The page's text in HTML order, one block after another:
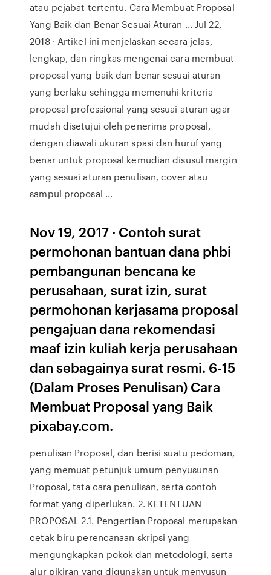
atau pejabat tertentu. Cara Membuat Proposal
Yang Baik dan Benar Sesuai Aturan ... Jul 22,
2018 · Artikel ini menjelaskan secara jelas,
lengkap, dan ringkas mengenai cara membuat
proposal yang baik dan benar sesuai aturan
yang berlaku sehingga memenuhi kriteria
proposal professional yang sesuai aturan agar
mudah disetujui oleh penerima proposal,
dengan diawali ukuran spasi dan huruf yang
benar untuk proposal kemudian disusul margin
yang sesuai aturan penulisan, cover atau
sampul proposal …
Nov 19, 2017 · Contoh surat
permohonan bantuan dana phbi
pembangunan bencana ke
perusahaan, surat izin, surat
permohonan kerjasama proposal
pengajuan dana rekomendasi
maaf izin kuliah kerja perusahaan
dan sebagainya surat resmi. 6-15
(Dalam Proses Penulisan) Cara
Membuat Proposal yang Baik
pixabay.com.
penulisan Proposal, dan berisi suatu pedoman,
yang memuat petunjuk umum penyusunan
Proposal, tata cara penulisan, serta contoh
format yang diperlukan. 2. KETENTUAN
PROPOSAL 2.1. Pengertian Proposal merupakan
cetak biru perencanaan skripsi yang
mengungkapkan pokok dan metodologi, serta
alur pikiran yang digunakan untuk menyusun